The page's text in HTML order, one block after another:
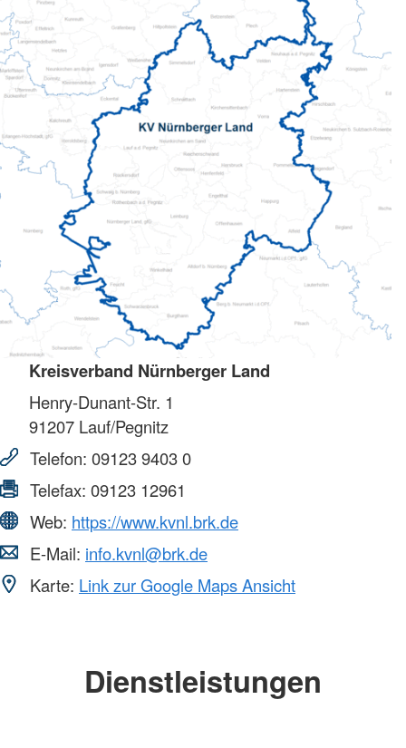
Kreisverband Nürnberger Land
Henry-Dunant-Str. 1
91207 Lauf/Pegnitz
Telefon: 09123 9403 0
Telefax: 09123 12961
Web: https://www.kvnl.brk.de
E-Mail: info.kvnl@brk.de
Karte: Link zur Google Maps Ansicht
Dienstleistungen